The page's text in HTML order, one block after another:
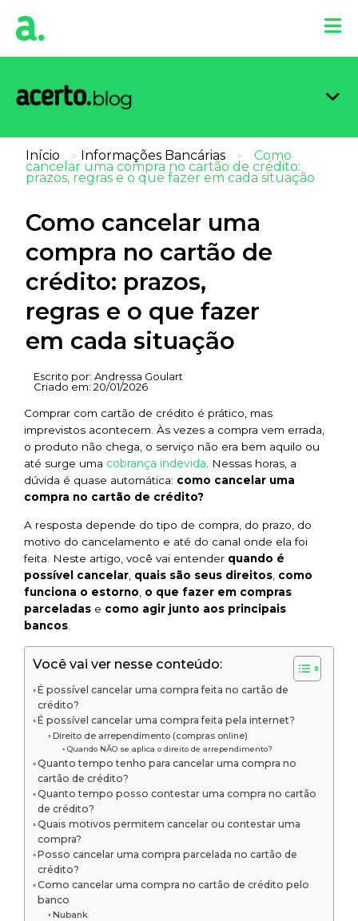
Início > Informações Bancárias > Como
cancelar uma compra no cartão de crédito:
prazos, regras e o que fazer em cada situação
Como cancelar uma
compra no cartão de
crédito: prazos,
regras e o que fazer
em cada situação
Escrito por: Andressa Goulart
Criado em: 20/01/2026
Comprar com cartão de crédito é prático, mas
imprevistos acontecem. Às vezes a compra vem errada,
o produto não chega, o serviço não era bem aquilo ou
até surge uma cobrança indevida . Nessas horas, a
dúvida é quase automática: como cancelar uma
compra no cartão de crédito?
A resposta depende do tipo de compra, do prazo, do
motivo do cancelamento e até do canal onde ela foi
feita. Neste artigo, você vai entender quando é
possível cancelar quais são seus direitos como
funciona o estorno o que fazer em compras
parceladas e como agir junto aos principais
bancos
Você vai ver nesse conteúdo:
É possível cancelar uma compra feita no cartão de
crédito?
É possível cancelar uma compra feita pela internet?
Direito de arrependimento (compras online)
Quando NÃO se aplica o direito de arrependimento?
Quanto tempo tenho para cancelar uma compra no
cartão de crédito?
Quanto tempo posso contestar uma compra no cartão
de crédito?
Quais motivos permitem cancelar ou contestar uma
compra?
Posso cancelar uma compra parcelada no cartão de
crédito?
Como cancelar uma compra no cartão de crédito pelo
banco
Nubank